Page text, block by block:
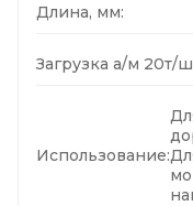
Длина, мм:
Загрузка а/м 20т/
Использование: